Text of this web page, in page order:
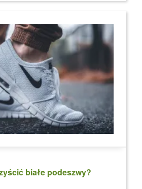
białe podeszwy?